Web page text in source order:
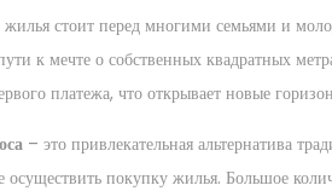
стоит перед многими семьями и
к мечте о собственных квадратных
платежа, что открывает новые
– это привлекательная альтернатива
осуществить покупку жилья. Большое